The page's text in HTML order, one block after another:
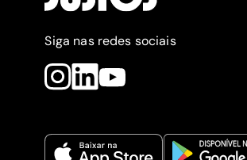
Siga nas redes sociais